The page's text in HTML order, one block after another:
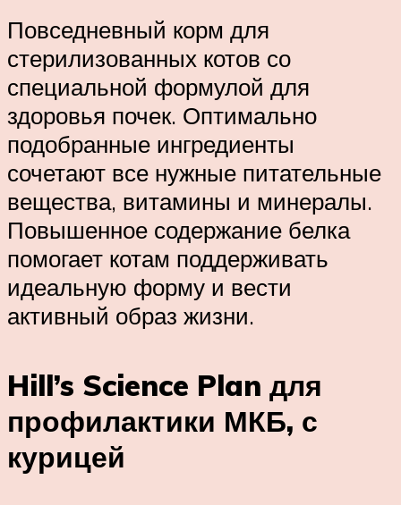
Повседневный корм для
стерилизованных котов со
специальной формулой для
здоровья почек. Оптимально
подобранные ингредиенты
сочетают все нужные питательные
вещества, витамины и минералы.
Повышенное содержание белка
помогает котам поддерживать
идеальную форму и вести
активный образ жизни.
Hill’s Science Plan для
профилактики МКБ, с
курицей